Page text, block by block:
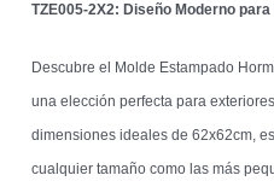
TZE005-2X2: Diseño Moderno
Descubre el Molde Estampado
una elección perfecta para
dimensiones ideales de 62x62cm,
cualquier tamaño como las más